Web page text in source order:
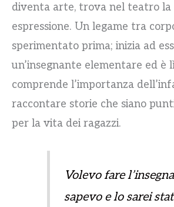
diventa arte, trova nel teatro la
espressione. Un legame tra
sperimentato prima; inizia ad
un’insegnante elementare ed è
comprende l’importanza
raccontare storie che siano
per la vita dei ragazzi.
Volevo fare
sapevo e lo sarei